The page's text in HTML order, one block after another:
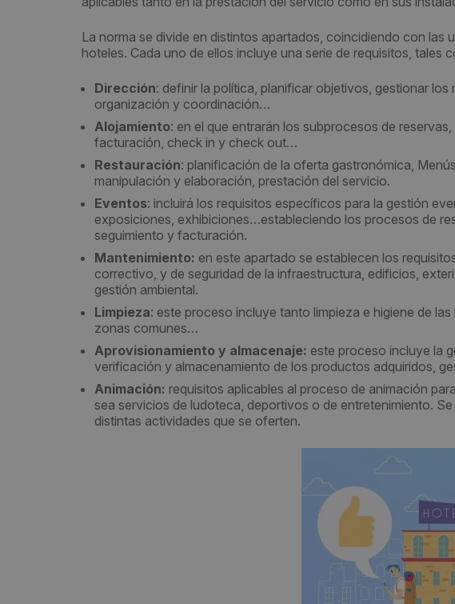
La norma se divide en distintos apartados, coincidiendo con las
hoteles. Cada uno de ellos incluye una serie de requisitos, tales
Dirección: definir la política, planificar objetivos, gestionar
organización y coordinación…
Alojamiento: en el que entrarán los subprocesos de
facturación, check in y check out…
Restauración: planificación de la oferta gastronómica,
manipulación y elaboración, prestación del servicio.
Eventos: incluirá los requisitos específicos para la gestión
exposiciones, exhibiciones…estableciendo los procesos de
seguimiento y facturación.
Mantenimiento: en este apartado se establecen los
correctivo, y de seguridad de la infraestructura, edificios,
gestión ambiental.
Limpieza: este proceso incluye tanto limpieza e higiene de
zonas comunes…
Aprovisionamiento y almacenaje: este proceso incluye la
verificación y almacenamiento de los productos adquiridos,
Animación: requisitos aplicables al proceso de animación
sea servicios de ludoteca, deportivos o de entretenimiento.
distintas actividades que se oferten.